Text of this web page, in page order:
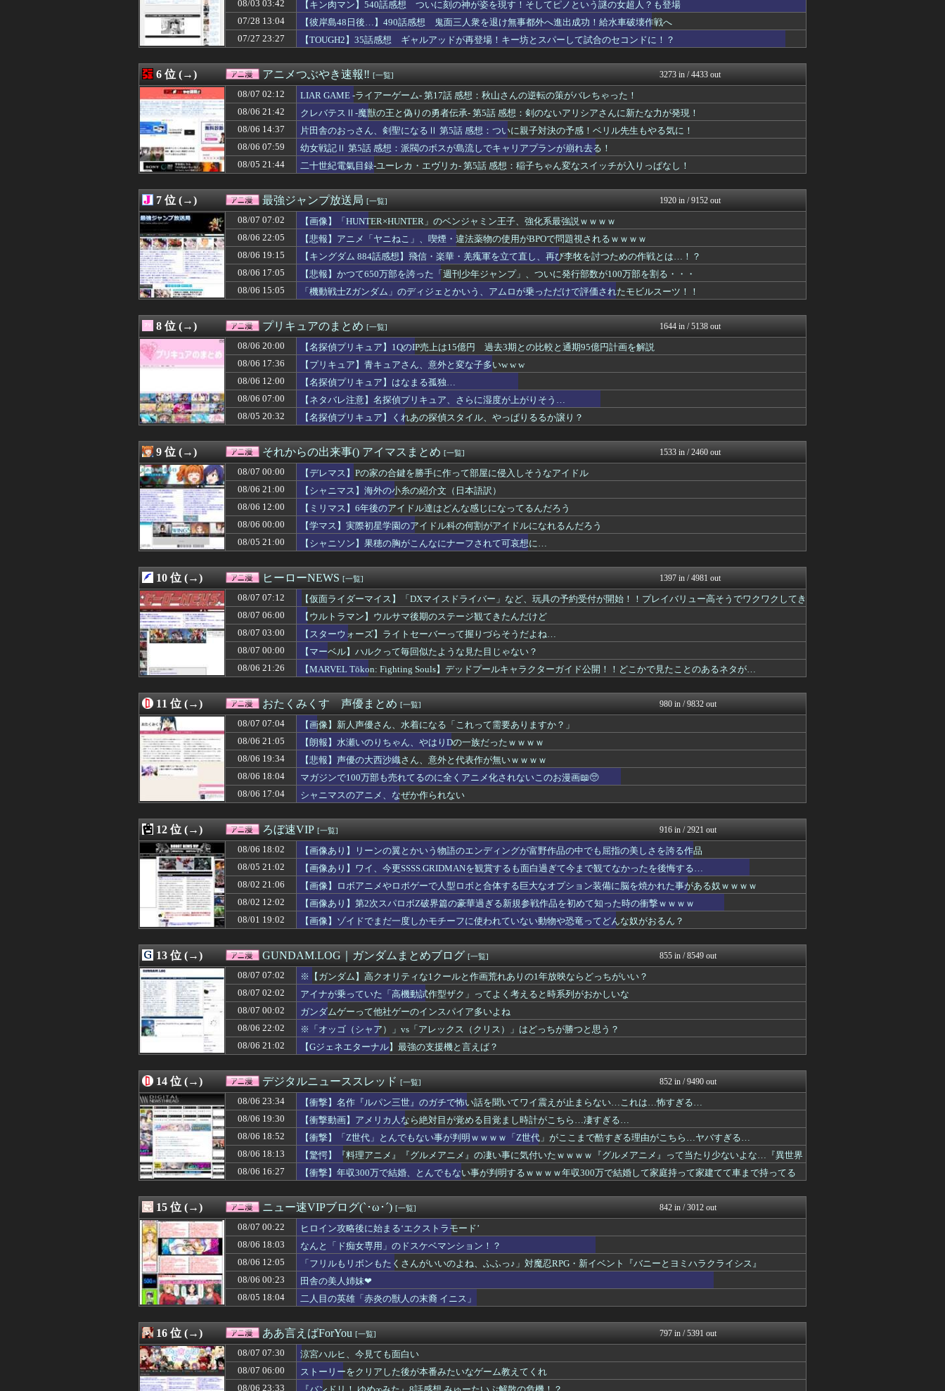
08/06 23:00
【ラブライブ！】【祝】Holiday∞Holiday200万再生【蓮ノ空】
コンテンツ・声優 | ラブ...
08/06 23:00
『令和のダラさん』6話感想 ダラさんにビームを打ちたいと懇願する薫
ああ言えばForYou
08/06 22:59
シャアってツインテール少女時代のハマーンは好みじゃなかったの？
ガンダムブログ（情報戦仕様...
【悲報】ワールドトリガーのストーリー、もう誰も覚えてない
漫画まとめ速報
08/06 22:48
【朗報】なろう系の四天王、「無職転生オバロ転スラリゼロ」でガチ決定ｗｗｗ
08/06 22:35
【動画】ゲーフリ新作、とんでもない手抜きをしてしまうwwwww
アニゲー速報
08/06 22:29
謎の勢力「みい山のアニメ化反対！不謹慎！」アニメ会社「もちづきさんアニメ化！」...
08/06 22:24
【ROBOT魂】88,000のミーティアが二次も即完売なの大人気すぎる…
ガンプラ ログ
08/06 22:13
【ラブライブ！虹ヶ咲学園スクールアイドル同好会】フリュー「上原歩夢」プライズフ...
fig速
08/06 22:05
【悲報】アニメ「ヤニねこ」、喫煙・違法薬物の使用がBPOで問題視されるｗｗｗｗ
最強ジャンプ放送局
08/06 22:05
【悲報】ワンダンス作者「手書きでダンスアニメ描いてみました」←アニメの当てつけ...
08/06 22:02
※「オッゴ（シャア）」vs「アレックス（クリス）」はどっちが勝つと思う？
GUNDAM.LOG｜ガン...
08/06 21:59
【朗報】中華アニメ、やっぱ日本の後追いだった
漫画まとめ速報
08/06 21:42
クレバテスⅡ-魔獣の王と偽りの勇者伝承- 第5話 感想：剣のないアリシアさんに...
アニメつぶやき速報‼︎
08/06 21:35
【画像】漫画家・桂正和の描いた最新パ0ツイラストにネット衝撃「この質感の出し方...
08/06 21:35
【ウマ娘】新人女性声優さん、いきなり水着姿をXで披露ｗｗｗｗ
08/06 21:29
【悲報】京アニの新作アニメ、普通につまらない…
漫画まとめ速報
08/06 21:26
【MARVEL Tōkon: Fighting Souls】デッドプールキャラ...
ヒーローNEWS
08/06 21:21
【超朗報】Amazonで「GANTZ」が全巻100円ｗｗｗｗｗｗｗｗｗｗ
ジャンプ速報
08/06 21:18
【トリダモノ氏オリジナルキャラクター】PLAMATEA「MXちゃん」プラモデル...
fig速
08/06 21:15
【画像】女の子「ねー、ドライヤーかけて？♡」
ぴこ速(〃'∇'〃)？
08/06 21:11
【画像】パンツが見れる最新アニメwwwwwwwwwww
異世界転生まとめ速報
08/06 21:02
【Gジェネエターナル】最強の支援機と言えば？
GUNDAM.LOG｜ガン...
08/06 21:00
一番面白いギャグ漫画ってなんなの？
08/06 21:00
【シャニマス】海外の小糸の紹介文（日本語訳）
それからの出来事() アイ...
08/06 21:00
【仮面ライダーマイス】「十二支同盟」とも戦うらしいけど
08/06 20:59
【SEED】フォビドゥンガンダム「ビーム弾きます、ビーム曲げられます、空飛びま...
ガンダムブログ（情報戦仕様...
ストリートファイター6の新キャラ、エロ可愛くてメロメロになるプレイヤーが続出
08/06 20:18
【衝撃】ガンダムSEEDさん、絶対にあり得ないだろって設定がこちらｗｗｗ
08/06 20:05
【エロ漫画】女の子の「イく時の反応」最強を決めるぞ
アニチャット
08/06 20:02
【ガンダムSEED】ゲイツってクルーゼも乗ってるのにあんまり活躍したイメージが...
GUNDAM.LOG｜ガン...
08/06 20:00
【名探偵プリキュア】1QのIP売上は15億円 過去3期との比較と通期95億円計...
プリキュアのまとめ
08/06 20:00
「強いおっさんキャラ（年齢40～50代）」はよくいるけど「強いおばさん」はいな...
ああ言えばForYou
08/06 19:50
【画像】リズム天国でシコったｗｗｗｗｗ
08/06 19:47
【悲報】なろう作家もどきぼく、現実に打ちのめされる…
08/06 19:34
【悲報】声優の大西沙織さん、意外と代表作が無いｗｗｗｗ
おたくみくす 声優まとめ
08/06 19:30
【衝撃動画】アメリカ人なら絶対目が覚める目覚まし時計がこちら…凄すぎる…
08/06 19:29
みいちゃんはなぜ死に追いやられたか？→覚醒剤の入手ルート持ってるような半グレに...
08/06 19:23
ガリガリな「けもフレ声優」が発見される・・・
ぐら速 -声優まとめ速報-
08/06 19:15
【キングダム 884話感想】飛信・楽華・羌瘣軍を立て直し、再び李牧を討つための...
最強ジャンプ放送局
08/06 19:00
【バンダイ】「食玩」「プライズ」「ガシャポン」2026年8月発売商品【発売スケ...
fig速
08/06 19:00
『ガンダム』について全く知らないけど、最強のやつはどんなの？
ああ言えばForYou
08/06 18:52
【衝撃】「Z世代」とんでもない事が判明ｗｗｗｗ「Z世代」がここまで酷すぎる理由...
デジタルニューススレッド
08/06 18:17
【疑問】謎の勢力「本当に幸せな人は人を煽らない」←これ
08/06 18:13
【驚愕】『料理アニメ』『グルメアニメ』の凄い事に気付いたｗｗｗｗ『グルメアニメ...
デジタルニューススレッド
08/06 18:06
【画像】ジオン兵「キャノン担いだデブ？近接は無理だろ（笑）」→
08/06 18:05
【朗報】一般漫画で絵柄かわいくてヒロインとSEX描写ありの期待の新人到来ｗｗｗ
08/06 18:04
マガジンで100万部も売れてるのに全くアニメ化されないこのお漫画📖🥺
おたくみくす 声優まとめ
08/06 18:03
なんと「ド痴女専用」のドスケベマンション！？
ニュー速VIPブログ(`･...
08/06 18:02
【水星の魔女】エリクトってマジで奇跡の存在だったんだよな
GUNDAM.LOG｜ガン...
08/06 18:00
【ウルトラマン】中国のファンが作ったウルトラ問題児一覧wwwww
ヒーローNEWS
08/06 18:00
『ワンピース』空白の100年編の役者が揃うｗｗｗ
08/06 17:36
【プリキュア】青キュアさん、意外と変な子多いw w w
08/06 17:30
【画像】フリーレンって絶対に性欲強いよなｗｗｗｗｗ
ぴこ速(〃'∇'〃)？
08/06 17:30
オタク系コンテンツの主人公「ヒロインか全人類かの二択…ボクはヒロインを選ぶっ！...
08/06 17:05
【悲報】かつて650万部を誇った「週刊少年ジャンプ」、ついに発行部数が100万...
シャニマスのアニメ、なぜか作られない
08/06 16:46
【画像】オタク「実際にプレイしたらわかるけどライザは友達って感じで性的な目では...
異世界転生まとめ速報
08/06 16:05
【エロゲ】今やってるエロゲ、一番可愛い子が攻略できない致命的なバグがあるっぽい
アニチャット
08/06 15:55
【悲報】頂き女子に人生を狂わされたおじさんが復讐にすべてを捧げるヱロゲが発売ｗ...
ぴこ速(〃'∇'〃)？
08/06 15:51
アニメ『Re:ゼロから始める異世界生活』4th season《奪還編》PV公開...
デジタルニューススレッド
08/06 15:05
「機動戦士Ζガンダム」のディジェとかいう、アムロが乗っただけで評価されたモビル...
最強ジャンプ放送局
08/06 15:04
令和版両津勘吉の声優、マジで予想つかないｗｗｗｗ
おたくみくす 声優まとめ
08/06 15:00
昭和戦隊のロボデザイン、配信で追って見ると…
ヒーローNEWS
08/06 15:00
【驚愕】名作『SLAM DUNK』の赤木剛憲（ゴリ）、とんでもない事が判明する...
デジタルニューススレッド
08/06 14:37
片田舎のおっさん、剣聖になるⅡ 第5話 感想：ついに親子対決の予感！ベリル先生...
アニメつぶやき速報‼︎
08/06 14:20
【驚愕】夏、終わる…今年の夏は…凄すぎる…
デジタルニューススレッド
08/06 14:05
【画像】この沐浴着エルフ玄関に飾ろうと思うんやが
2次元に捉われない
08/06 14:05
【画像】キリトの彼女、エロい衣装を着てしまうｗｗｗ
アニチャット
08/06 13:58
【ガンダム0083】バニングってスパロボだと普通に生きてるよね？
08/06 13:55
【悲報】ヤニねこさん、BPOが動くｗｗｗｗｗ
08/06 13:04
異世界おじさん←こいつに2期がない理由・・・
おたくみくす 声優まとめ
08/06 12:59
【ガンプラ】PGU νガンダム、4割引きの店舗が現れる…安いけど置く場所が…
ガンプラ ログ
08/06 12:44
【朗報】歴代の日本の全漫画TOP10、遂に確定するwwwww
アニメ監督「ラスボス戦かぁ……主題歌流して主人公が1番最初に習得した技でトドメ...
08/06 12:18
【V作戦】ジオン視点のこいつ等って普通に怖すぎると思う…
ガンダムブログ（情報戦仕様...
08/06 12:07
【悲報】ハンターハンター連載再開の様子、全くないｗｗｗｗｗｗｗｗｗｗｗｗｗ
げーあにびより｜ゲームやア...
08/06 12:05
【朗報】グリッドマンの宝多六花さんの最新エッチフィギュア、ガチでダイエット大成...
アニチャット
08/06 12:05
「フリルもリボンもたくさんがいいのよね、ふふっ♪」対魔忍RPG・新イベント『バ...
ニュー速VIPブログ(`･...
08/06 12:05
【画像】小さくて可愛い小鳥遊ホシノは腰を持ってオ〇ホールを使うかの様なセッ〇ス...
ぴこ速(〃'∇'〃)？
08/06 12:02
【こち亀】両津「おじいちゃんにこち亀初版本読ませてもらってねー。内容は全く変わ...
08/06 12:00
【ミリマス】6年後のアイドル達はどんな感じになってるんだろう
それからの出来事() アイ...
08/06 12:00
石原夏織さん、７月にファンと行くハワイ旅行を企画してしまう・・・
ぐら速 -声優まとめ速報-
08/06 12:00
【動画】かもしれない運転、限界突破ｗｗｗ
あぁ^～こころがぴょんぴょ...
08/06 12:00
【名探偵プリキュア】はなまる孤独…
プリキュアのまとめ
08/06 10:21
【ガンダム】アッザムのいいところで30レスくらいを目指す
ガンダムブログ（情報戦仕様...
08/06 09:05
【ムホ報】不知火舞さん、調整で横乳がめっちゃ見えるようになるｗｗｗ アニチャット
08/03 03:42
【キン肉マン】540話感想 ついに刻の神が姿を現す！そしてピノという謎の女超人？も登場
07/28 13:04
【彼岸島48日後…】490話感想 鬼面三人衆を退け無事都外へ進出成功！給水車破壊作戦へ
07/27 23:27
【TOUGH2】35話感想 ギャルアッドが再登場！キー坊とスパーして試合のセコンドに！？
6 位 (→) アニメつぶやき速報‼︎ [一覧] 3273 in / 4433 out
08/07 02:12
LIAR GAME -ライアーゲーム- 第17話 感想：秋山さんの逆転の策がバレちゃった！
08/06 21:42
クレバテスⅡ-魔獣の王と偽りの勇者伝承- 第5話 感想：剣のないアリシアさんに新たな力が発現！
08/06 14:37
片田舎のおっさん、剣聖になるⅡ 第5話 感想：ついに親子対決の予感！ベリル先生もやる気に！
08/06 07:59
幼女戦記Ⅱ 第5話 感想：派閥のボスが島流しでキャリアプランが崩れ去る！
08/05 21:44
二十世紀電氣目録-ユーレカ・エヴリカ- 第5話 感想：稲子ちゃん変なスイッチが入りっぱなし！
7 位 (→) 最強ジャンプ放送局 [一覧] 1920 in / 9152 out
08/07 07:02
【画像】「HUNTER×HUNTER」のベンジャミン王子、強化系最強説ｗｗｗｗ
08/06 22:05
【悲報】アニメ「ヤニねこ」、喫煙・違法薬物の使用がBPOで問題視されるｗｗｗｗ
08/06 19:15
【キングダム 884話感想】飛信・楽華・羌瘣軍を立て直し、再び李牧を討つための作戦とは…！？
08/06 17:05
【悲報】かつて650万部を誇った「週刊少年ジャンプ」、ついに発行部数が100万部を割る・・・
08/06 15:05
「機動戦士Ζガンダム」のディジェとかいう、アムロが乗っただけで評価されたモビルスーツ！！
8 位 (→) プリキュアのまとめ [一覧] 1644 in / 5138 out
08/06 20:00
【名探偵プリキュア】1QのIP売上は15億円 過去3期との比較と通期95億円計画を解説
08/06 17:36
【プリキュア】青キュアさん、意外と変な子多いw w w
08/06 12:00
【名探偵プリキュア】はなまる孤独…
08/06 07:00
【ネタバレ注意】名探偵プリキュア、さらに湿度が上がりそう…
08/05 20:32
【名探偵プリキュア】くれあの探偵スタイル、やっぱりるるか譲り？
9 位 (→) それからの出来事() アイマスまとめ [一覧] 1533 in / 2460 out
08/07 00:00
【デレマス】Pの家の合鍵を勝手に作って部屋に侵入しそうなアイドル
08/06 21:00
【シャニマス】海外の小糸の紹介文（日本語訳）
08/06 12:00
【ミリマス】6年後のアイドル達はどんな感じになってるんだろう
08/06 00:00
【学マス】実際初星学園のアイドル科の何割がアイドルになれるんだろう
08/05 21:00
【シャニソン】果穂の胸がこんなにナーフされて可哀想に…
10 位 (→) ヒーローNEWS [一覧] 1397 in / 4981 out
08/07 07:12
【仮面ライダーマイス】「DXマイスドライバー」など、玩具の予約受付が開始！！プレイバリュー高そうでワクワクしてき
た
08/07 06:00
【ウルトラマン】ウルサマ後期のステージ観てきたんだけど
08/07 03:00
【スターウォーズ】ライトセーバーって握りづらそうだよね…
08/07 00:00
【マーベル】ハルクって毎回似たような見た目じゃない？
08/06 21:26
【MARVEL Tōkon: Fighting Souls】デッドプールキャラクターガイド公開！！どこかで見たことのあるネタが…
11 位 (→) おたくみくす 声優まとめ [一覧] 980 in / 9832 out
08/07 07:04
【画像】新人声優さん、水着になる「これって需要ありますか？」
08/06 21:05
【朗報】水瀬いのりちゃん、やはりDの一族だったｗｗｗｗ
08/06 19:34
【悲報】声優の大西沙織さん、意外と代表作が無いｗｗｗｗ
08/06 18:04
マガジンで100万部も売れてるのに全くアニメ化されないこのお漫画📖🥺
08/06 17:04
シャニマスのアニメ、なぜか作られない
12 位 (→) ろぼ速VIP [一覧] 916 in / 2921 out
08/06 18:02
【画像あり】リーンの翼とかいう物語のエンディングが富野作品の中でも屈指の美しさを誇る作品
08/05 21:02
【画像あり】ワイ、今更SSSS.GRIDMANを観賞するも面白過ぎて今まで観てなかったを後悔する…
08/02 21:06
【画像】ロボアニメやロボゲーで人型ロボと合体する巨大なオプション装備に脳を焼かれた事がある奴ｗｗｗｗ
08/02 12:02
【画像あり】第2次スパロボZ破界篇の豪華過ぎる新規参戦作品を初めて知った時の衝撃ｗｗｗｗ
08/01 19:02
【画像】ゾイドでまだ一度しかモチーフに使われていない動物や恐竜ってどんな奴がおるん？
13 位 (→) GUNDAM.LOG｜ガンダムまとめブログ [一覧] 855 in / 8549 out
08/07 07:02
※【ガンダム】高クオリティな1クールと作画荒れありの1年放映ならどっちがいい？
08/07 02:02
アイナが乗っていた「高機動試作型ザク」ってよく考えると時系列がおかしいな
08/07 00:02
ガンダムゲーって他社ゲーのインスパイア多いよね
08/06 22:02
※「オッゴ（シャア）」vs「アレックス（クリス）」はどっちが勝つと思う？
08/06 21:02
【Gジェネエターナル】最強の支援機と言えば？
14 位 (→) デジタルニューススレッド [一覧] 852 in / 9490 out
08/06 23:34
【衝撃】名作『ルパン三世』のガチで怖い話を聞いてワイ震えが止まらない…これは…怖すぎる…
08/06 19:30
【衝撃動画】アメリカ人なら絶対目が覚める目覚まし時計がこちら…凄すぎる…
08/06 18:52
【衝撃】「Z世代」とんでもない事が判明ｗｗｗｗ「Z世代」がここまで酷すぎる理由がこちら…ヤバすぎる…
08/06 18:13
【驚愕】『料理アニメ』『グルメアニメ』の凄い事に気付いたｗｗｗｗ『グルメアニメ』って当たり少ないよな…『異世界
食堂』ぐらいじゃないか…もしかして…
08/06 16:27
【衝撃】年収300万で結婚、とんでもない事が判明するｗｗｗｗ年収300万で結婚して家庭持って家建てて車まで持ってる
15 位 (→) ニュー速VIPブログ(`･ω･´) [一覧] 842 in / 3012 out
08/07 00:22
ヒロイン攻略後に始まる‘エクストラモード’
08/06 18:03
なんと「ド痴女専用」のドスケベマンション！？
08/06 12:05
「フリルもリボンもたくさんがいいのよね、ふふっ♪」対魔忍RPG・新イベント『バニーとヨミハラクライシス』
08/06 00:23
田舎の美人姉妹❤
08/05 18:04
二人目の英雄「赤炎の獣人の末裔 イニス」
16 位 (→) ああ言えばForYou [一覧] 797 in / 5391 out
08/07 07:30
涼宮ハルヒ、今見ても面白い
08/07 06:00
ストーリーをクリアした後が本番みたいなゲーム教えてくれ
08/06 23:33